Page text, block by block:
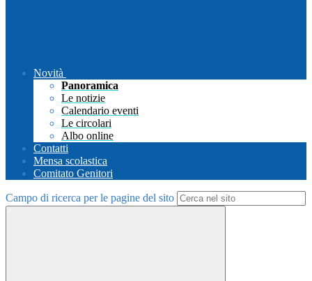
Novità
Panoramica
Le notizie
Calendario eventi
Le circolari
Albo online
Contatti
Mensa scolastica
Comitato Genitori
Campo di ricerca per le pagine del sito